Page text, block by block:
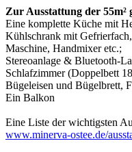
Zur Ausstattung der 55m²
Eine komplette Küche mit
Kühlschrank mit
Maschine, Handmixer etc.;
Stereoanlage & Bluetooth-
Schlafzimmer (Doppelbett
Bügeleisen und Bügelbrett,
Ein Balkon
Eine Liste der wichtigsten
www.minerva-ostee.de/